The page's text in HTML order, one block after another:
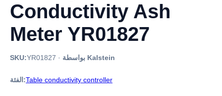
Conductivity Ash
Meter YR01827
SKU:YR01827 · بواسطة Kalstein
الفئة:Table conductivity controller